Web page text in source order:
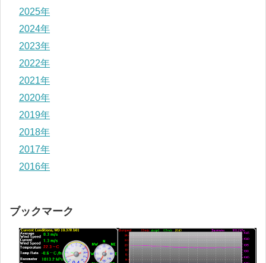
2025年
2024年
2023年
2022年
2021年
2020年
2019年
2018年
2017年
2016年
ブックマーク